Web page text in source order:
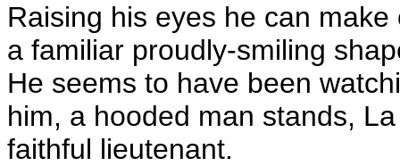
Raising his eyes he can
a familiar proudly-smiling
He seems to have been
him, a hooded man stands,
faithful lieutenant.